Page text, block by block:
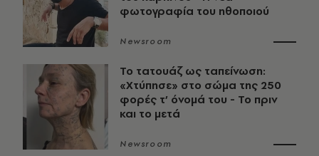
φωτογραφία του ηθοποιού
Newsroom
Το τατουάζ ως ταπείνωση:
«Χτύπησε» στο σώμα της 250
φορές τ’ όνομά του - Το πριν
και το μετά
Newsroom